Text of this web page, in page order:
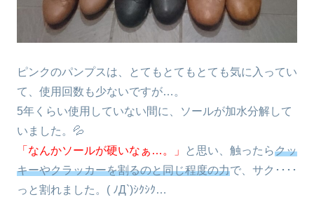
ピンクのパンプスは、とてもとてもとても気に入ってい
て、使用回数も少ないですが…。
5年くらい使用していない間に、ソールが加水分解して
いました。💦
「なんかソールが硬いなぁ…。」
と思い、触ったらクッ
キーやクラッカーを割るのと同じ程度の力で、サク････
っと割れました。( ﾉД`)ｼｸｼｸ…